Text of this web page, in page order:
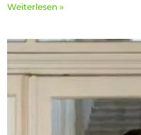
Weiterlesen »